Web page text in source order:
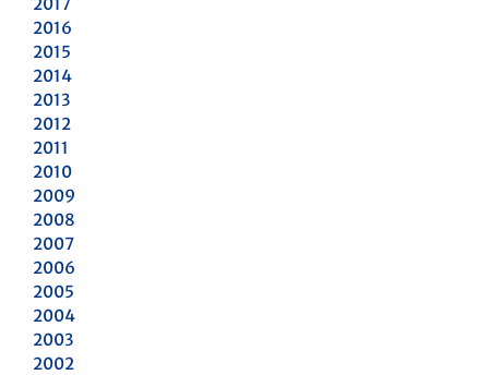
2016
2015
2014
2013
2012
2011
2010
2009
2008
2007
2006
2005
2004
2003
2002